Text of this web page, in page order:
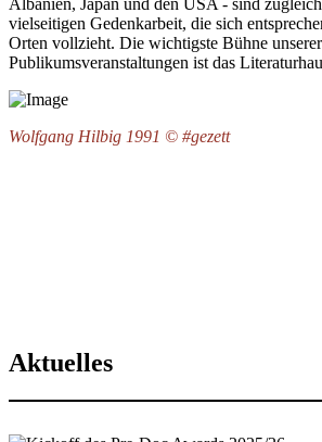
Albanien, Japan und den USA - sind
vielseitigen Gedenkarbeit, die sich
Orten vollzieht. Die wichtigste Bühne unserer
Publikumsveranstaltungen ist das
Wolfgang Hilbig 1991 © #gezett
Aktuelles